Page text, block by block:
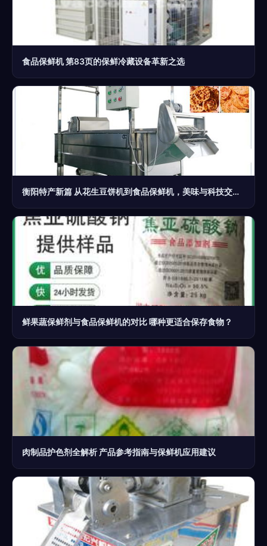
食品保鲜机 第83页的保鲜冷藏设备革新之选
衡阳特产新篇 从花生豆饼机到食品保鲜机，美味与科技交相辉映
鲜果蔬保鲜剂与食品保鲜机的对比 哪种更适合保存食物？
肉制品护色剂全解析 产品参考指南与保鲜机应用建议